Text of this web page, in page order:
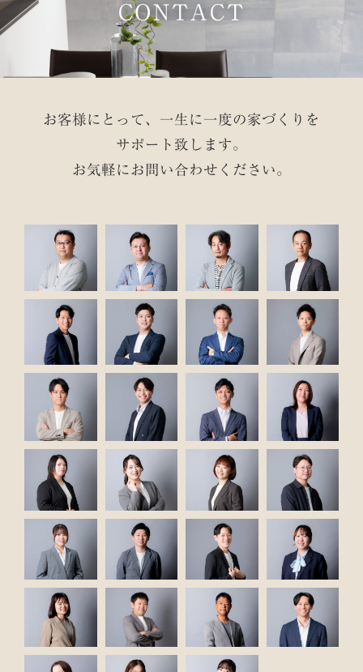
CONTACT
お客様にとって、一生に一度の家づくりを
サポート致します。
お気軽にお問い合わせください。